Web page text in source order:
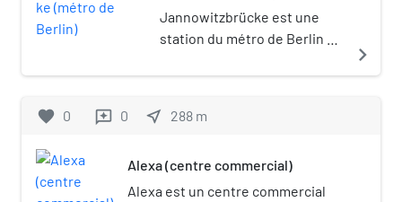
Jannowitzbrücke est une
station du métro de Berlin à
ligne U8.
navigate_next
favorite 0 reviews 0 near_me 288 m
Alexa (centre commercial)
Alexa est un centre commercial